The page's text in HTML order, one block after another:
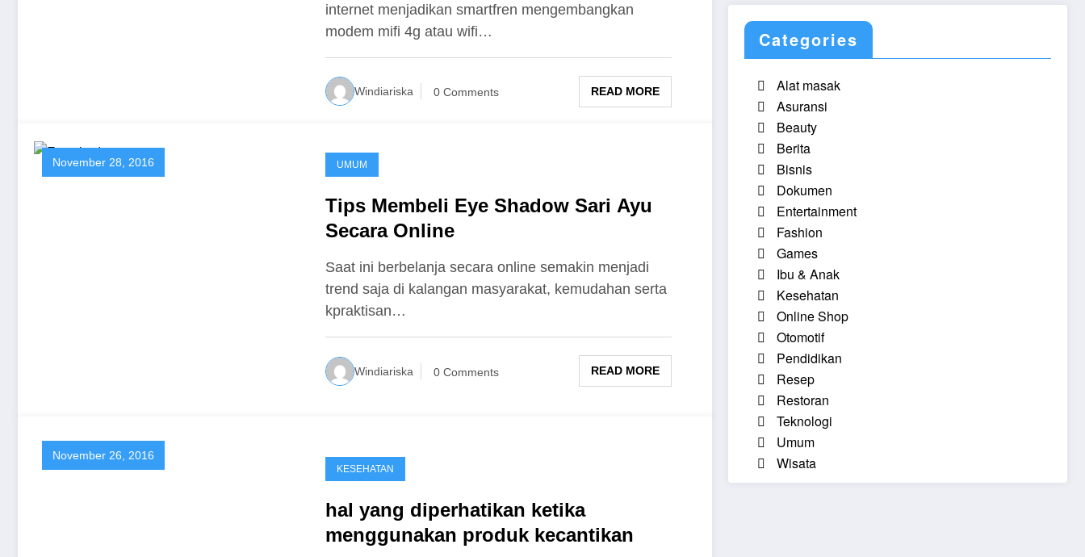
internet menjadikan smartfren mengembangkan
modem mifi 4g atau wifi…
Windiariska 0 Comments READ MORE
November 28, 2016 UMUM
Tips Membeli Eye Shadow Sari Ayu
Secara Online
Saat ini berbelanja secara online semakin menjadi
trend saja di kalangan masyarakat, kemudahan serta
kpraktisan…
Windiariska 0 Comments READ MORE
November 26, 2016
KESEHATAN
hal yang diperhatikan ketika
menggunakan produk kecantikan
Categories
Alat masak
Asuransi
Beauty
Berita
Bisnis
Dokumen
Entertainment
Fashion
Games
Ibu & Anak
Kesehatan
Online Shop
Otomotif
Pendidikan
Resep
Restoran
Teknologi
Umum
Wisata